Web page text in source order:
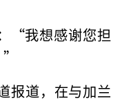
“我想感谢您担
报道，在与加兰